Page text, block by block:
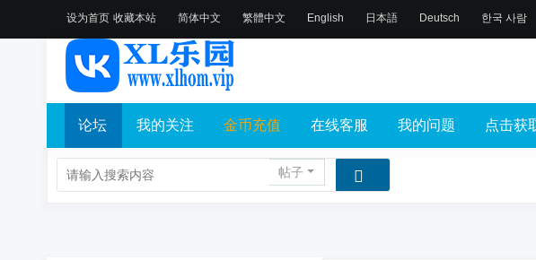
设为首页 收藏本站 简体中文 繁體中文 English 日本語 Deutsch 한국 사람
论坛 我的关注 金币充值 在线客服 我的问题 点击获
帖子